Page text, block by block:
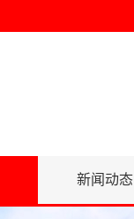
新闻动态